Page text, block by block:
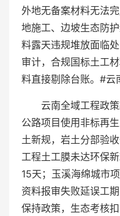
外地无备案材料无法
地施工、边坡生态防
料露天违规堆放面临
审计，合规国标土工
料直接剔除台账。#云
云南全域工程政
公路项目使用非标再
土新规，岩土分部验
工程土工膜未达环保
15天；玉溪海绵城市
资料报审失败延误工
保持政策，生态考核